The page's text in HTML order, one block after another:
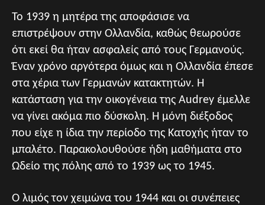
Το 1939 η μητέρα της αποφάσισε να
επιστρέψουν στην Ολλανδία, καθώς θεωρούσε
ότι εκεί θα ήταν ασφαλείς από τους Γερμανούς.
Έναν χρόνο αργότερα όμως και η Ολλανδία έπεσε
στα χέρια των Γερμανών κατακτητών. Η
κατάσταση για την οικογένεια της Audrey έμελλε
να γίνει ακόμα πιο δύσκολη. Η μόνη διέξοδος
που είχε η ίδια την περίοδο της Κατοχής ήταν το
μπαλέτο. Παρακολουθούσε ήδη μαθήματα στο
Ωδείο της πόλης από το 1939 ως το 1945.
Ο λιμός τον χειμώνα του 1944 και οι συνέπειες